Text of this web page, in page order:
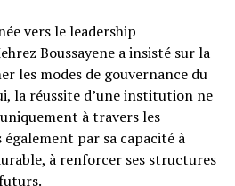
vers le leadership
Boussayene a insisté sur la
les modes de gouvernance du
la réussite d’une institution ne
à travers les
par sa capacité à
à renforcer ses structures